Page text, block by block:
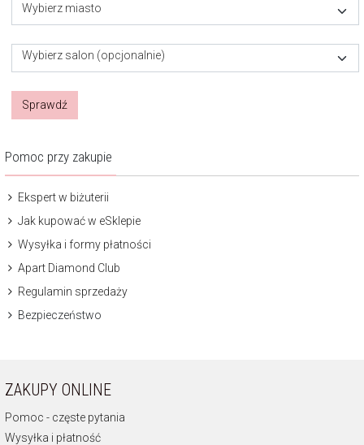
Wybierz miasto
Wybierz salon (opcjonalnie)
Sprawdź
Pomoc przy zakupie
Ekspert w biżuterii
Jak kupować w eSklepie
Wysyłka i formy płatności
Apart Diamond Club
Regulamin sprzedaży
Bezpieczeństwo
ZAKUPY ONLINE
Pomoc - częste pytania
Wysyłka i płatność